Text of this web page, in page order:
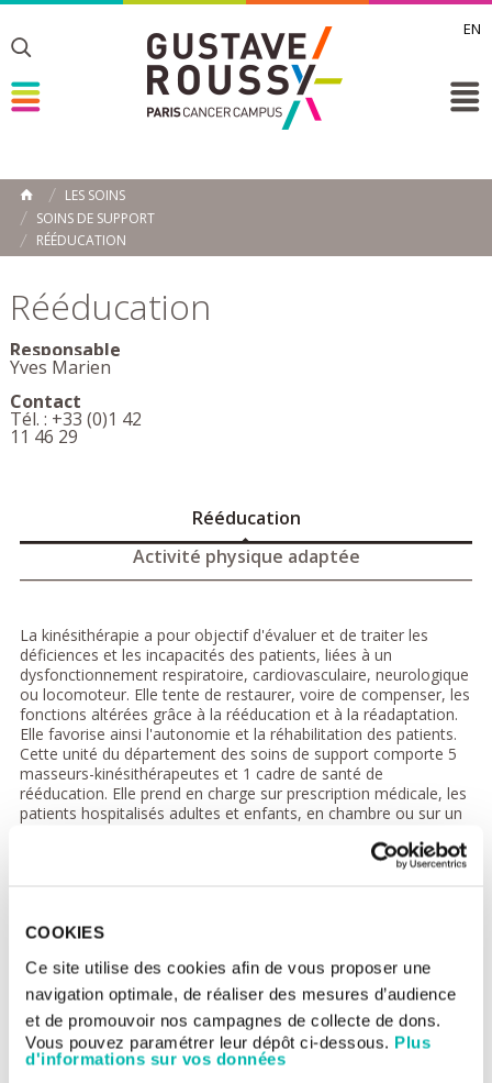
COOKIES
Ce site utilise des cookies afin de vous proposer une
navigation optimale, de réaliser des mesures d’audience
et de promouvoir nos campagnes de collecte de dons.
Vous pouvez paramétrer leur dépôt ci-dessous. Plus
d'informations sur vos données
EN
Toggle
Toggle
Toggle
ACCUEIL
LES SOINS
SOINS DE SUPPORT
RÉÉDUCATION
Rééducation
Responsable
Yves Marien
Contact
Tél. : +33 (0)1 42
11 46 29
Rééducation
Activité physique adaptée
La kinésithérapie a pour objectif d'évaluer et de traiter les
déficiences et les incapacités des patients, liées à un
dysfonctionnement respiratoire, cardiovasculaire, neurologique
ou locomoteur. Elle tente de restaurer, voire de compenser, les
fonctions altérées grâce à la rééducation et à la réadaptation.
Elle favorise ainsi l'autonomie et la réhabilitation des patients.
Cette unité du département des soins de support comporte 5
masseurs-kinésithérapeutes et 1 cadre de santé de
rééducation. Elle prend en charge sur prescription médicale, les
patients hospitalisés adultes et enfants, en chambre ou sur un
jour des soins de rééducation fonctionnelle de qualité
adaptés à leur pathologie et à leurs besoins.
Participer à l'évaluation de l'autonomie fonctionnelle des
patients en vue d'un retour à domicile.
Apporter conseil et expertise pour des patients qui ont été
hospitalisés et sont suivis à l'extérieur.
Contribuer à l'information et l'éducation des patients.